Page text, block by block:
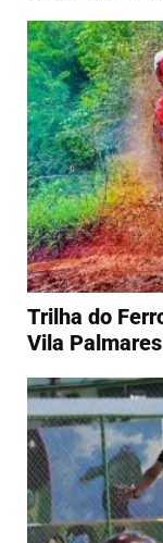
Trilha do
Vila